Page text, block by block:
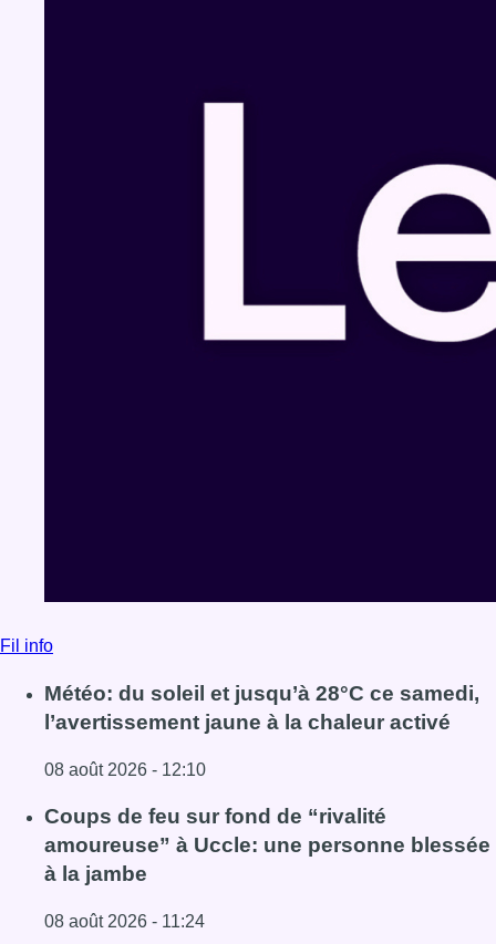
Fil info
Météo: du soleil et jusqu’à 28°C ce samedi,
l’avertissement jaune à la chaleur activé
08 août 2026 - 12:10
Lire l'article Météo: du soleil et jusqu’à 28°C ce samedi,
Coups de feu sur fond de “rivalité
amoureuse” à Uccle: une personne blessée
à la jambe
08 août 2026 - 11:24